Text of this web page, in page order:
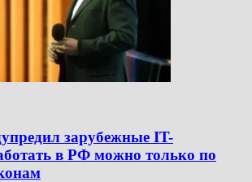
зарубежные IT-
в РФ можно только по